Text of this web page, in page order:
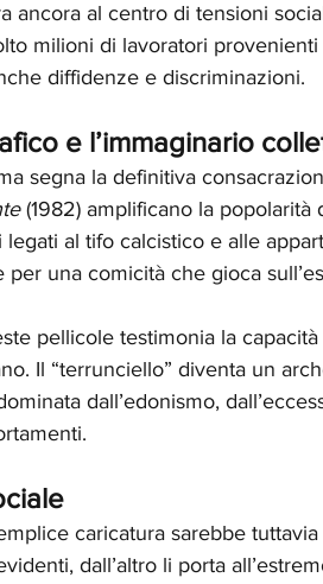
ancora al centro di tensioni
milioni di lavoratori
diffidenze e discriminazioni.
e l’immaginario
segna la definitiva
(1982) amplificano la popolarità
al tifo calcistico e alle
una comicità che gioca
pellicole testimonia la
Il “terrunciello” diventa un
dall’edonismo,
caricatura sarebbe
dall’altro li porta